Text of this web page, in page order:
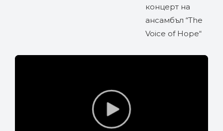
концерт на
ансамбъл “The
Voice of Hope“
Play